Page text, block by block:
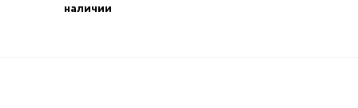
наличии